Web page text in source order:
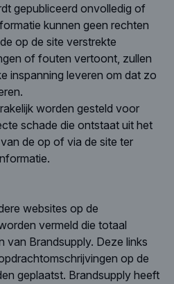
gepubliceerd onvolledig of
kunnen geen rechten
op de site verstrekte
of fouten vertoont, zullen
inspanning leveren om dat zo
worden gesteld voor
schade die ontstaat uit het
de op of via de site ter
websites op de
vermeld die totaal
van Brandsupply. Deze links
op de
geplaatst. Brandsupply heeft